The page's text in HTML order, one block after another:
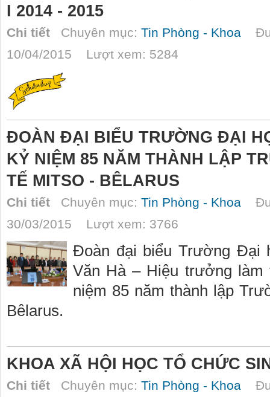
I 2014 - 2015
Chi tiết Chuyên mục: Tin Phòng - Khoa
10/04/2015 Lượt xem: 5284
ĐOÀN ĐẠI BIỂU TRƯỜNG ĐẠI
KỶ NIỆM 85 NĂM THÀNH LẬP
TẾ MITSO - BÊLARUS
Chi tiết Chuyên mục: Tin Phòng - Khoa
30/03/2015 Lượt xem: 3766
Đoàn đại biểu Trường Đại
Văn Hà – Hiệu trưởng
niệm 85 năm thành lập
Bêlarus.
KHOA XÃ HỘI HỌC TỔ CHỨC
Chi tiết Chuyên mục: Tin Phòng - Khoa